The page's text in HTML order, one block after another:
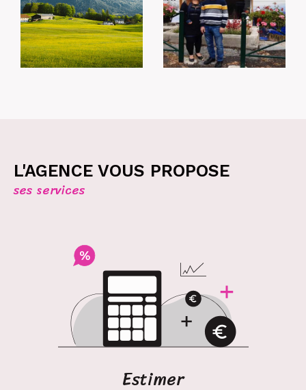
L’achat ou la vente d’un bien est bien plus
qu’une simple transaction. À Saint-Pierre-dels-
Forcats, la localisation et le type de bien jouent
un rôle essentiel dans chaque projet
familiale. Connaissant parfaitement le marché
local, nous vous proposons un
et vente, vous pourrez naviguer facilement
dans les étapes clés de chaque transaction.
Consultez nosannonces immobilières à Cerdag
, St Pierre dels Forcats et alentours.
Conciergerie à la Carte
propriétaires de résidences secondaires de
L'AGENCE VOUS PROPOSE
ses services
Estimer